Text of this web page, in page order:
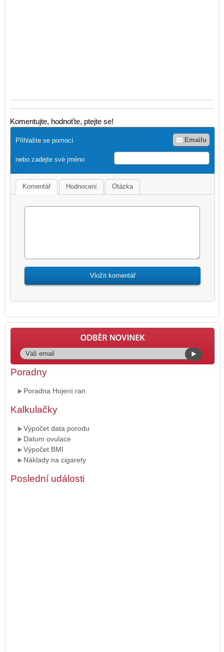
Komentujte, hodnoťte, ptejte se!
Přihlašte se pomocí Emailu
nebo zadejte své jméno
Komentář Hodnocení Otázka
Poradny
Poradna Hojení ran
Kalkulačky
Výpočet data porodu
Datum ovulace
Výpočet BMI
Náklady na cigarety
Poslední události